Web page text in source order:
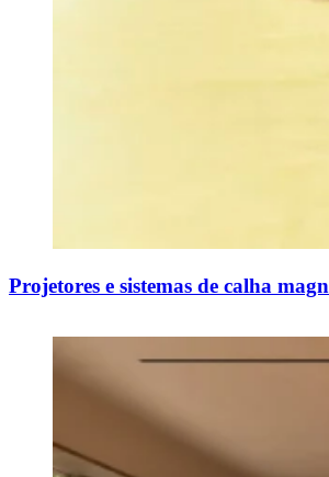
Projetores e sistemas de calha